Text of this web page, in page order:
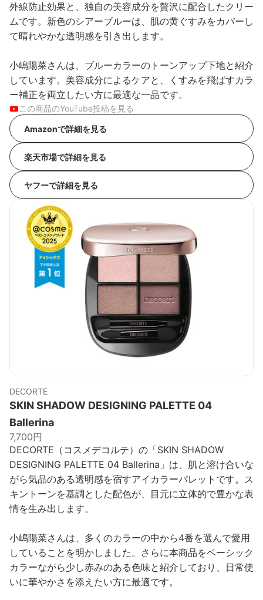
外線防止効果と、独自の美容成分を贅沢に配合したクリー
ムです。新色のシアーブルーは、肌の黄ぐすみをカバーし
て晴れやかな透明感を引き出します。
小嶋陽菜さんは、ブルーカラーのトーンアップ下地と紹介
しています。美容成分によるケアと、くすみを飛ばすカラ
ー補正を両立したい方に最適な一品です。
この商品のYouTube投稿を見る
Amazonで詳細を見る
楽天市場で詳細を見る
ヤフーで詳細を見る
DECORTE
SKIN SHADOW DESIGNING PALETTE 04
Ballerina
7,700円
DECORTE（コスメデコルテ）の「SKIN SHADOW
DESIGNING PALETTE 04 Ballerina」は、肌と溶け合いな
がら気品のある透明感を宿すアイカラーパレットです。ス
キントーンを基調とした配色が、目元に立体的で豊かな表
情を生み出します。
小嶋陽菜さんは、多くのカラーの中から4番を選んで愛用
していることを明かしました。さらに本商品をベーシック
カラーながら少し赤みのある色味と紹介しており、日常使
いに華やかさを添えたい方に最適です。